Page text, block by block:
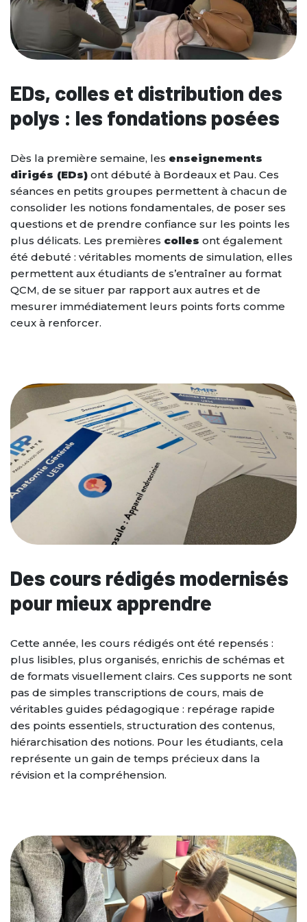
Mise à niveau PASS
oraux orthophonie
Résultats 2022-2023
Résultats 2021-2022
ESPACE ETUDIANT
NOS BROCHURES
LES TARIFS
CONTACT
PRÉINSCRIPTION
EDs, colles et distribution des
polys : les fondations posées
Dès la première semaine, les enseignements
dirigés (EDs) ont débuté à Bordeaux et Pau. Ces
séances en petits groupes permettent à chacun de
consolider les notions fondamentales, de poser ses
questions et de prendre confiance sur les points les
plus délicats. Les premières colles ont également
été debuté : véritables moments de simulation, elles
permettent aux étudiants de s’entraîner au format
QCM, de se situer par rapport aux autres et de
mesurer immédiatement leurs points forts comme
ceux à renforcer.
Des cours rédigés modernisés
pour mieux apprendre
Cette année, les cours rédigés ont été repensés :
plus lisibles, plus organisés, enrichis de schémas et
de formats visuellement clairs. Ces supports ne sont
pas de simples transcriptions de cours, mais de
véritables guides pédagogique : repérage rapide
des points essentiels, structuration des contenus,
hiérarchisation des notions. Pour les étudiants, cela
représente un gain de temps précieux dans la
révision et la compréhension.